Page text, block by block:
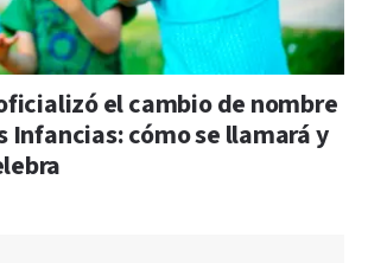
el cambio de nombre
Infancias: cómo se llamará y